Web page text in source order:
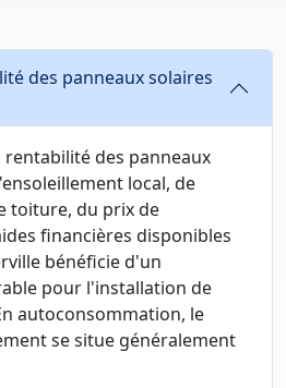
des panneaux solaires
rentabilité des panneaux
local, de
toiture, du prix de
financières disponibles
bénéficie d'un
pour l'installation de
autoconsommation, le
se situe généralement